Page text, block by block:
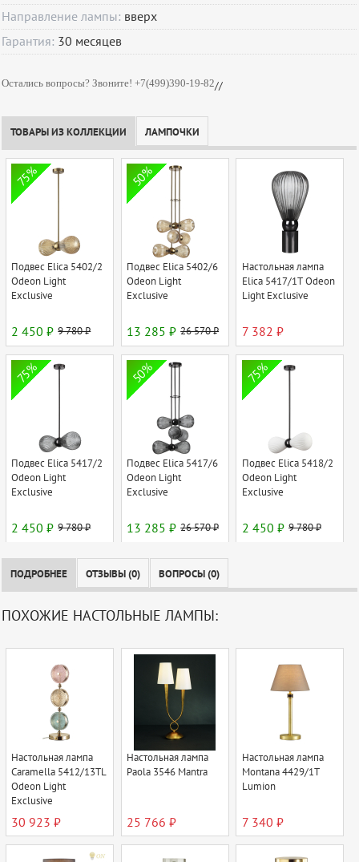
Направление лампы: вверх
Гарантия: 30 месяцев
Остались вопросы? Звоните! +7(499)390-19-82//
ТОВАРЫ ИЗ КОЛЛЕКЦИИ ЛАМПОЧКИ
75%
Подвес Elica 5402/2
Odeon Light
Exclusive
2 450 ₽ 9 780 ₽
50%
Подвес Elica 5402/6
Odeon Light
Exclusive
13 285 ₽ 26 570 ₽
Настольная лампа
Elica 5417/1T Odeon
Light Exclusive
7 382 ₽
75%
Подвес Elica 5417/2
Odeon Light
Exclusive
2 450 ₽ 9 780 ₽
50%
Подвес Elica 5417/6
Odeon Light
Exclusive
13 285 ₽ 26 570 ₽
75%
Подвес Elica 5418/2
Odeon Light
Exclusive
2 450 ₽ 9 780 ₽
ПОДРОБНЕЕ ОТЗЫВЫ (0) ВОПРОСЫ (0)
ПОХОЖИЕ НАСТОЛЬНЫЕ ЛАМПЫ:
Настольная лампа
Caramella 5412/13TL
Odeon Light
Exclusive
30 923 ₽
Настольная лампа
Paola 3546 Mantra
25 766 ₽
Настольная лампа
Montana 4429/1T
Lumion
7 340 ₽